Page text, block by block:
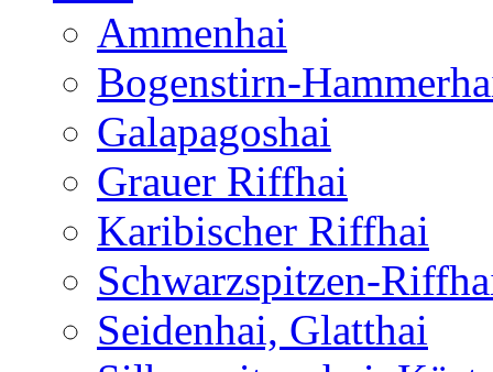
Ammenhai
Bogenstirn-
Galapagoshai
Grauer Riffhai
Karibischer Riffhai
Schwarzspitzen-
Seidenhai, Glatthai